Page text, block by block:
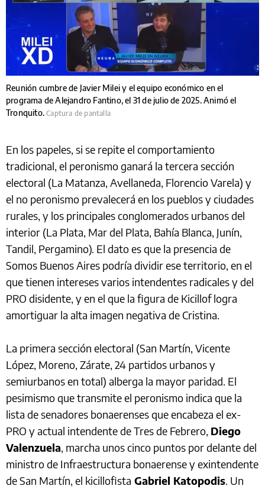
Reunión cumbre de Javier Milei y el equipo económico en el
programa de Alejandro Fantino, el 31 de julio de 2025. Animó el
Tronquito.Captura de pantalla
En los papeles, si se repite el comportamiento
tradicional, el peronismo ganará la tercera sección
electoral (La Matanza, Avellaneda, Florencio Varela) y
el no peronismo prevalecerá en los pueblos y ciudades
rurales, y los principales conglomerados urbanos del
interior (La Plata, Mar del Plata, Bahía Blanca, Junín,
Tandil, Pergamino). El dato es que la presencia de
Somos Buenos Aires podría dividir ese territorio, en el
que tienen intereses varios intendentes radicales y del
PRO disidente, y en el que la figura de Kicillof logra
amortiguar la alta imagen negativa de Cristina.
La primera sección electoral (San Martín, Vicente
López, Moreno, Zárate, 24 partidos urbanos y
semiurbanos en total) alberga la mayor paridad. El
pesimismo que transmite el peronismo indica que la
lista de senadores bonaerenses que encabeza el ex-
PRO y actual intendente de Tres de Febrero, Diego
Valenzuela, marcha unos cinco puntos por delante del
ministro de Infraestructura bonaerense y exintendente
de San Martín, el kicillofista Gabriel Katopodis. Un